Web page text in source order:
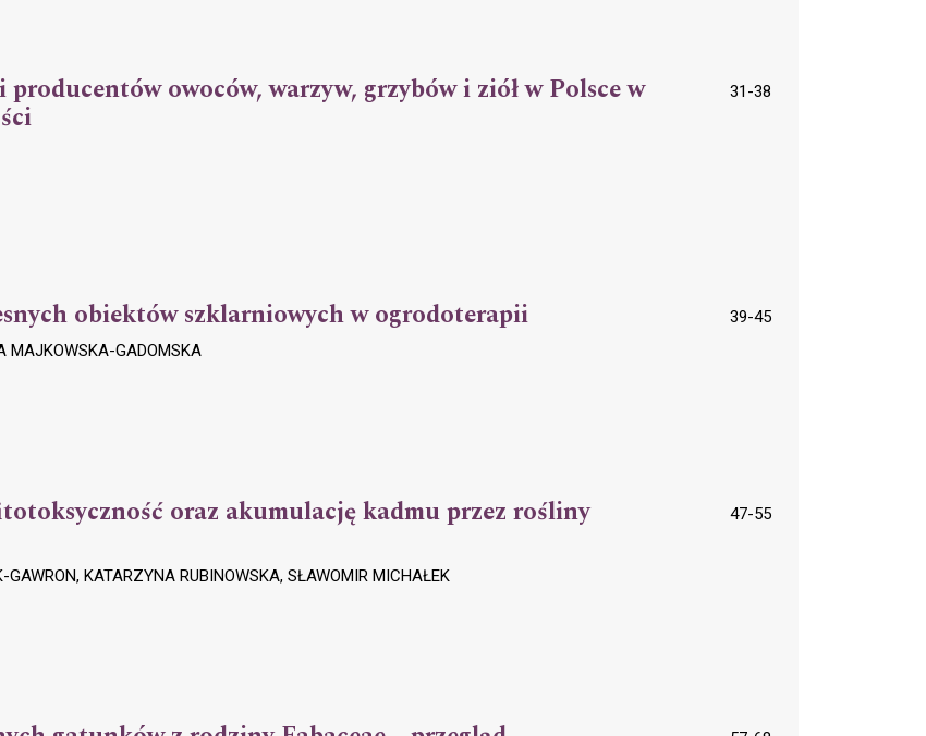
owoców, warzyw, grzybów i ziół w Polsce w 31-38
obiektów szklarniowych w ogrodoterapii
39-45
MAJKOWSKA-GADOMSKA
oraz akumulację kadmu przez rośliny 47-55
KATARZYNA RUBINOWSKA, SŁAWOMIR MICHAŁEK